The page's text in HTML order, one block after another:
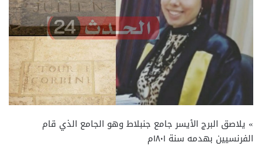
» يلاصق البرج الأيسر جامع جنبلاط وهو الجامع الذي قام
الفرنسيين بهدمه سنة ١٨٠١م